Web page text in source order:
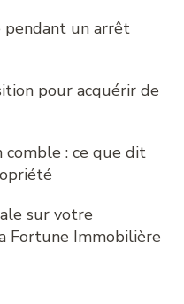
un arrêt
pour acquérir de
comble : ce que dit
sur votre
Fortune Immobilière